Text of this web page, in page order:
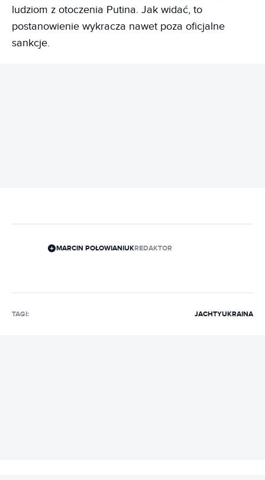
ludziom z otoczenia Putina. Jak widać, to
postanowienie wykracza nawet poza oficjalne
sankcje.
MARCIN POŁOWIANIUKREDAKTOR
TAGI: JACHTYUKRAINA